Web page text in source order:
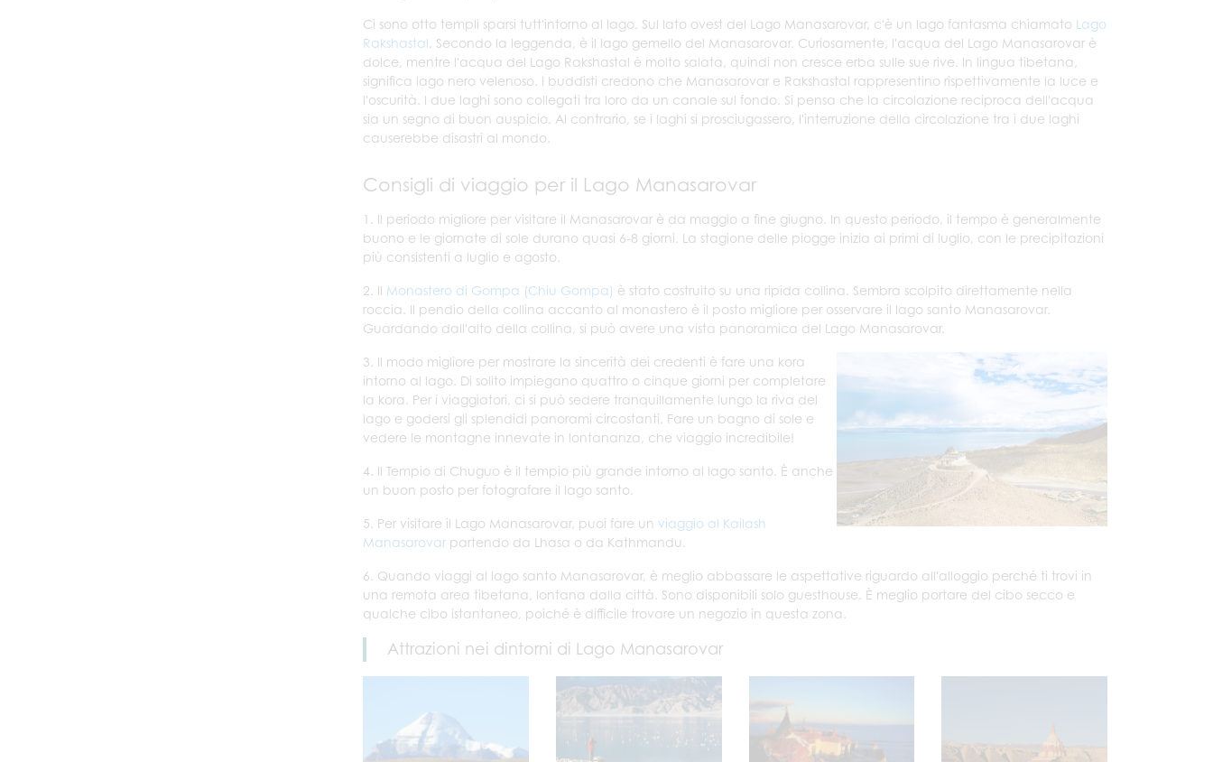
Ci sono otto templi sparsi tutt'intorno al lago. Sul lato ovest del Lago Manasarovar, c'è un lago fantasma chiamato Lago
Rakshastal . Secondo la leggenda, è il lago gemello del Manasarovar. Curiosamente, l'acqua del Lago Manasarovar è
dolce, mentre l'acqua del Lago Rakshastal è molto salata, quindi non cresce erba sulle sue rive. In lingua tibetana,
significa lago nero velenoso. I buddisti credono che Manasarovar e Rakshastal rappresentino rispettivamente la luce e
l'oscurità. I due laghi sono collegati tra loro da un canale sul fondo. Si pensa che la circolazione reciproca dell'acqua
sia un segno di buon auspicio. Al contrario, se i laghi si prosciugassero, l'interruzione della circolazione tra i due laghi
causerebbe disastri al mondo.
Consigli di viaggio per il Lago Manasarovar
1. Il periodo migliore per visitare il Manasarovar è da maggio a fine giugno. In questo periodo, il tempo è generalmente
buono e le giornate di sole durano quasi 6-8 giorni. La stagione delle piogge inizia ai primi di luglio, con le precipitazioni
più consistenti a luglio e agosto.
2. Il Monastero di Gompa (Chiu Gompa) è stato costruito su una ripida collina. Sembra scolpito direttamente nella
roccia. Il pendio della collina accanto al monastero è il posto migliore per osservare il lago santo Manasarovar.
Guardando dall'alto della collina, si può avere una vista panoramica del Lago Manasarovar.
3. Il modo migliore per mostrare la sincerità dei credenti è fare una kora
intorno al lago. Di solito impiegano quattro o cinque giorni per completare
la kora. Per i viaggiatori, ci si può sedere tranquillamente lungo la riva del
lago e godersi gli splendidi panorami circostanti. Fare un bagno di sole e
vedere le montagne innevate in lontananza, che viaggio incredibile!
4. Il Tempio di Chuguo è il tempio più grande intorno al lago santo. È anche
un buon posto per fotografare il lago santo.
5. Per visitare il Lago Manasarovar, puoi fare un viaggio al Kailash
Manasarovar partendo da Lhasa o da Kathmandu.
6. Quando viaggi al lago santo Manasarovar, è meglio abbassare le aspettative riguardo all'alloggio perché ti trovi in
una remota area tibetana, lontana dalla città. Sono disponibili solo guesthouse. È meglio portare del cibo secco e
qualche cibo istantaneo, poiché è difficile trovare un negozio in questa zona.
Attrazioni nei dintorni di Lago Manasarovar